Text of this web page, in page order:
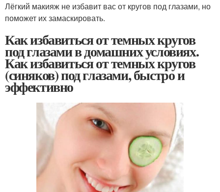
Лёгкий макияж не избавит вас от кругов под глазами, но
поможет их замаскировать.
Как избавиться от темных кругов
под глазами в домашних условиях.
Как избавиться от темных кругов
(синяков) под глазами, быстро и
эффективно